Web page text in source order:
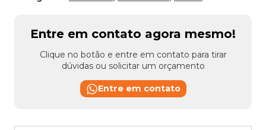
Entre em contato agora mesmo!
Clique no botão e entre em contato para tirar
dúvidas ou solicitar um orçamento
Entre em contato